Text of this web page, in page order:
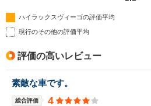
ハイラックスヴィーゴの評価平均
現行のその他の評価平均
評価の高いレビュー
素敵な車です。
総合評価 4